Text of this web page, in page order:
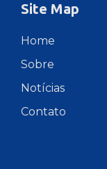
Site Map
Home
Sobre
Notícias
Contato